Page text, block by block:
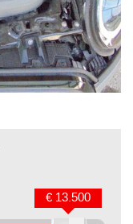
€ 13.500